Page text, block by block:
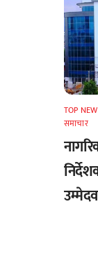
TOP
समाचार